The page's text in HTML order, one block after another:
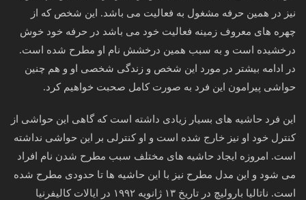
نیز در همین حرفه مشغول به فعالیت می باشد. این شخص که از
چهره های معروف زمینه فعالیت خود می باشد در حرفه خود خوش
درخشیده است و به سبب همین درخشش نام او مطرح شده است.
در ادامه بیشتر در مورد این شخص و زندگی شخصی او و هم چنین
حواشی پیرامون این فرد به صورت کامل صحبت خواهیم کرد.
این فرد حاشیه های بسیار زیادی داشته است که گاهی این حواشی از
کنترل خود او نیز خارج شده است و او کنترلی بر این حواشی نداشته
است. امروزه ایجاد حاشیه های مختلف سبب مطرح شدن نام افراد
می شود و این مدل مطرح نیز با این حاشیه ها تا حدودی مطرح شده
است. ناتالیا بارولیچ در تاریخ ۱۳ ژانویه ۱۹۹۲ در ایالات کالیفرنیا